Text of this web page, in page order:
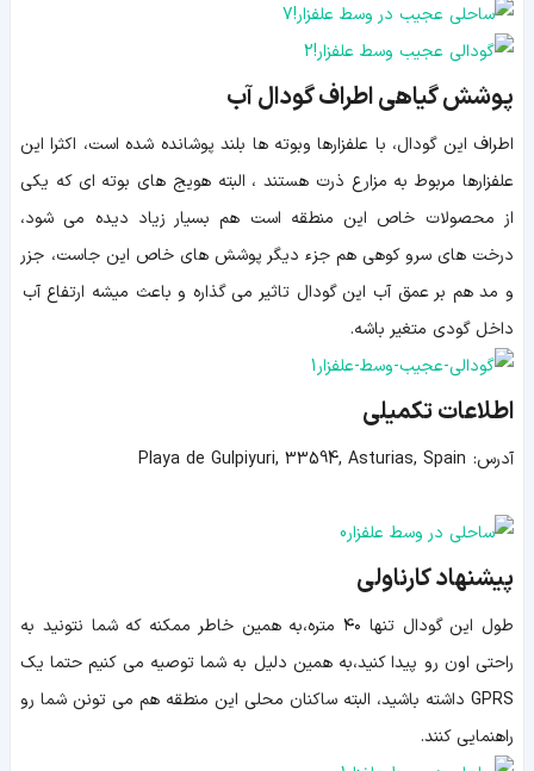
پوشش گیاهی اطراف گودال آب
اطراف این گودال، با علفزارها وبوته ها بلند پوشانده شده است، اکثرا این
علفزارها مربوط به مزارع ذرت هستند ، البته هویج های بوته ای که یکی
از محصولات خاص این منطقه است هم بسیار زیاد دیده می شود،
درخت های سرو کوهی هم جزء دیگر پوشش های خاص این جاست، جزر
و مد هم بر عمق آب این گودال تاثیر می گذاره و باعث میشه ارتفاع آب
داخل گودی متغیر باشه.
اطلاعات تکمیلی
آدرس: Playa de Gulpiyuri, 33594, Asturias, Spain
پیشنهاد کارناولی
طول این گودال تنها ۴۰ متره،‌به همین خاطر ممکنه که شما نتونید به
راحتی اون رو پیدا کنید،‌به همین دلیل به شما توصیه می کنیم حتما یک
GPRS داشته باشید، البته ساکنان محلی این منطقه هم می تونن شما رو
راهنمایی کنند.